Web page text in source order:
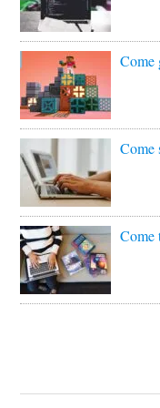
Come
Come
Come